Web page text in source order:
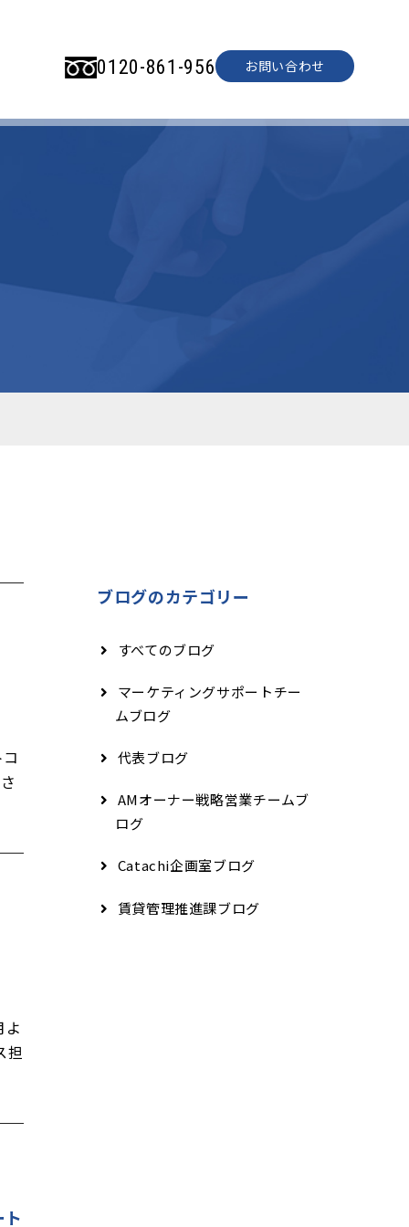
0120-861-956 お問い合わせ
担
ブログのカテゴリー
すべてのブログ
マーケティングサポートチー
ムブログ
代表ブログ
AMオーナー戦略営業チームブ
ログ
Catachi企画室ブログ
賃貸管理推進課ブログ